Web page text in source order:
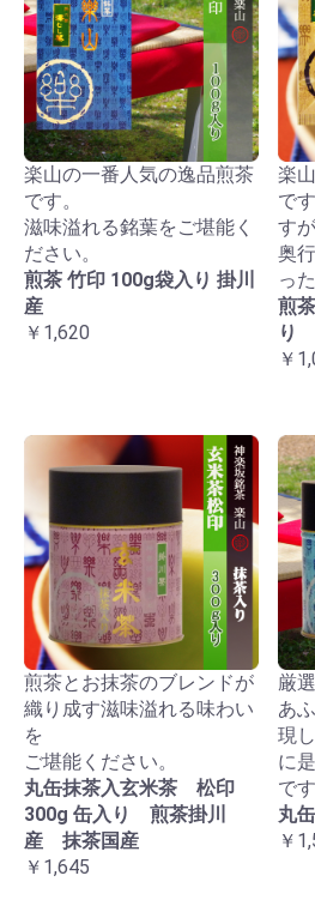
楽山の一番人気の逸品煎茶
です。
滋味溢れる銘葉をご堪能く
ださい。
煎茶 竹印 100g袋入り 掛川
産
￥1,620
楽
で
す
奥
っ
煎
り
￥
煎茶とお抹茶のブレンドが
織り成す滋味溢れる味わい
を
ご堪能ください。
丸缶抹茶入玄米茶 松印
300g 缶入り 煎茶掛川
産 抹茶国産
￥1,645
厳
あ
現
に
です
丸
￥